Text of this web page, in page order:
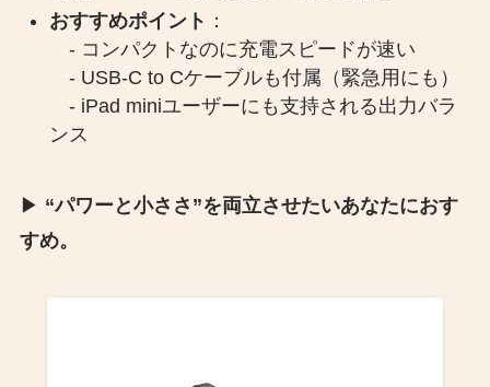
おすすめポイント ：
- コンパクトなのに充電スピードが速い
- USB-C to Cケーブルも付属（緊急用にも）
- iPad miniユーザーにも支持される出力バラ
ンス
▶︎ “パワーと小ささ”を両立させたいあなたにおす
すめ。